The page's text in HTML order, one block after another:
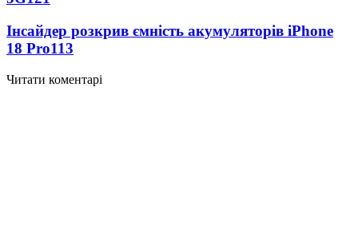
Інсайдер розкрив ємність акумуляторів iPhone
18 Pro113
Читати коментарі